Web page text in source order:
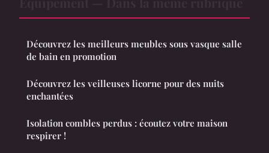
Découvrez les meilleurs meubles sous vasque salle
de bain en promotion
Découvrez les veilleuses licorne pour des nuits
enchantées
Isolation combles perdus : écoutez votre maison
respirer !